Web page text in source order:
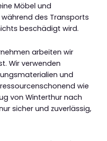
Möbel und
des Transports
beschädigt wird.
arbeiten wir
Wir verwenden
und
wie
von Winterthur nach
sicher und zuverlässig,